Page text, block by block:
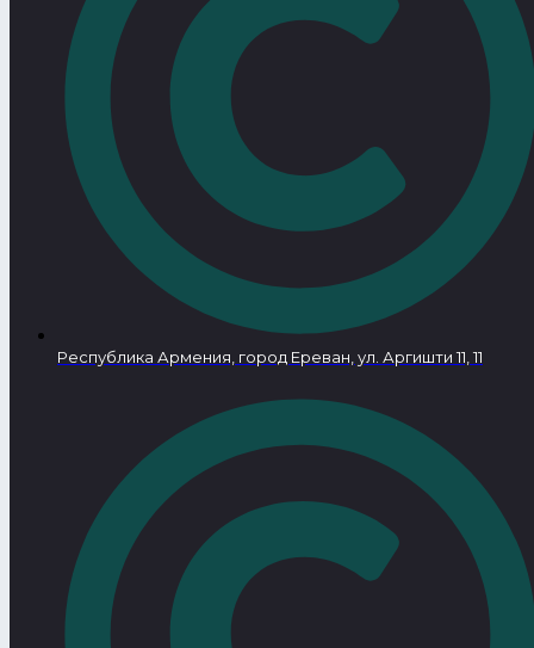
Республика Армения, город Ереван, ул. Аргишти 11, 11